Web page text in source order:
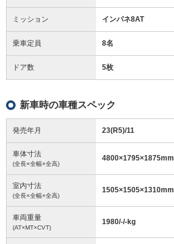
ミッション インパネ8AT
乗車定員 8名
ドア数 5枚
新車時の車種スペック
発売年月 23(R5)/11
車体寸法
(全長×全幅×全高)
4800×1795×1875mm
室内寸法
(全長×全幅×全高)
1505×1505×1310mm
車両重量
(AT×MT×CVT)
1980/-/-kg